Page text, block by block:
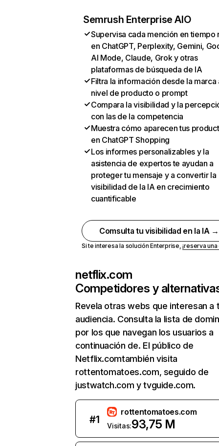
Semrush Enterprise AIO
Supervisa cada mención en tiempo
en ChatGPT, Perplexity, Gemini,
AI Mode, Claude, Grok y otras
plataformas de búsqueda de IA
Filtra la información desde la marca
nivel de producto o prompt
Compara la visibilidad y la
con las de la competencia
Muestra cómo aparecen tus
en ChatGPT Shopping
Los informes personalizables y la
asistencia de expertos te ayudan a
proteger tu mensaje y a convertir la
visibilidad de la IA en crecimiento
cuantificable
Comsulta tu visibilidad en la IA →
Si te interesa la solución Enterprise,¡reserva
netflix.com
Competidores y
Revela otras webs que interesan a
audiencia. Consulta la lista de
por los que navegan los usuarios a
continuación de. El público de
Netflix.comtambién visita
rottentomatoes.com, seguido de
justwatch.com y tvguide.com.
#1
rottentomatoes.com
Visitas:93,75 M